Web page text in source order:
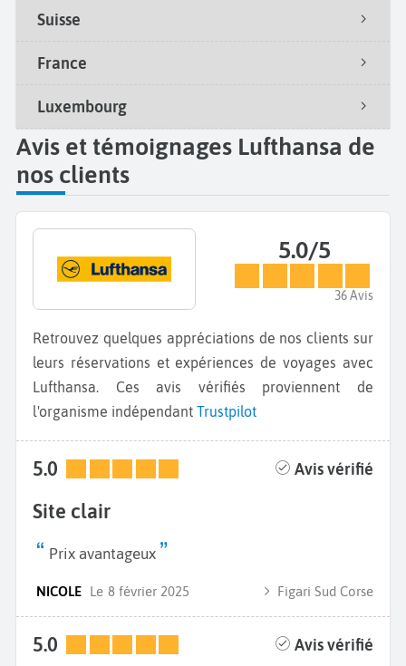
Suisse
France
Luxembourg
Avis et témoignages Lufthansa de
nos clients
5.0/5
36 Avis
Retrouvez quelques appréciations de nos clients sur
leurs réservations et expériences de voyages avec
Lufthansa. Ces avis vérifiés proviennent de
l'organisme indépendant Trustpilot
5.0 Avis vérifié
Site clair
Prix avantageux
NICOLE Le 8 février 2025 Figari Sud Corse
5.0 Avis vérifié